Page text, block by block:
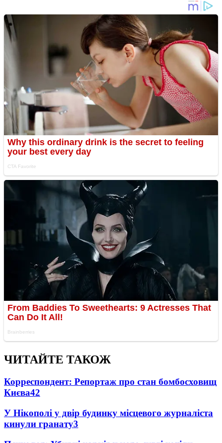
ЧИТАЙТЕ ТАКОЖ
Корреспондент: Репортаж про стан бомбосховищ
Києва42
У Нікополі у двір будинку місцевого журналіста
кинули гранату3